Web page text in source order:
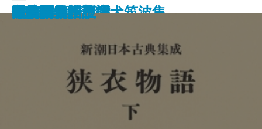
異抄 三帖和讃
馬狂吟集 新撰犬筑波集
謝蕪村集
色一代男
色一代女
世床 四十八癖
歌集
伽草子集
人吉三廓初買
衣物語 上
衣物語 下
海道四谷怪談
中納言物語
瑠璃集
風柳多留
治拾遺物語
蕉句集
蕉文集
今著聞集 上
今著聞集 下